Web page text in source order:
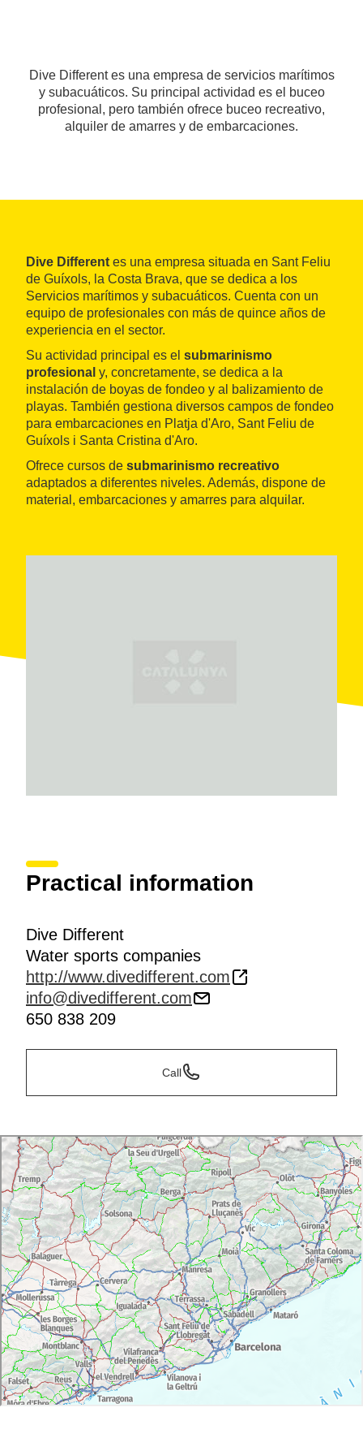
Dive Different es una empresa de servicios marítimos
y subacuáticos. Su principal actividad es el buceo
profesional, pero también ofrece buceo recreativo,
alquiler de amarres y de embarcaciones.
Dive Different es una empresa situada en Sant Feliu
de Guíxols, la Costa Brava, que se dedica a los
Servicios marítimos y subacuáticos. Cuenta con un
equipo de profesionales con más de quince años de
experiencia en el sector.
Su actividad principal es el submarinismo
profesional y, concretamente, se dedica a la
instalación de boyas de fondeo y al balizamiento de
playas. También gestiona diversos campos de fondeo
para embarcaciones en Platja d'Aro, Sant Feliu de
Guíxols i Santa Cristina d'Aro.
Ofrece cursos de submarinismo recreativo
adaptados a diferentes niveles. Además, dispone de
material, embarcaciones y amarres para alquilar.
Practical information
Dive Different
Water sports companies
http://www.divedifferent.com
info@divedifferent.com
650 838 209
Call